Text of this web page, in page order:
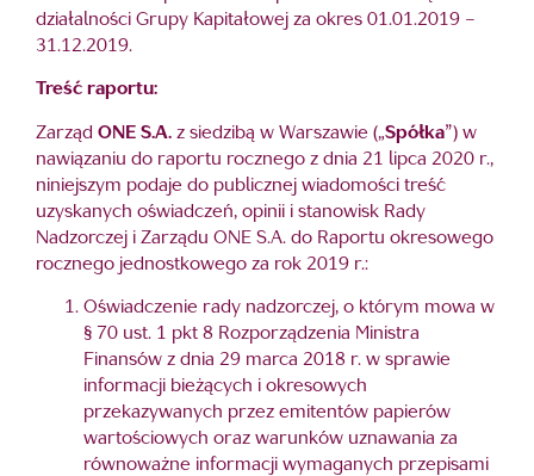
działalności Grupy Kapitałowej za okres 01.01.2019 –
31.12.2019.
Treść raportu:
Zarząd ONE S.A. z siedzibą w Warszawie („Spółka”) w
nawiązaniu do raportu rocznego z dnia 21 lipca 2020 r.,
niniejszym podaje do publicznej wiadomości treść
uzyskanych oświadczeń, opinii i stanowisk Rady
Nadzorczej i Zarządu ONE S.A. do Raportu okresowego
rocznego jednostkowego za rok 2019 r.:
Oświadczenie rady nadzorczej, o którym mowa w
§ 70 ust. 1 pkt 8 Rozporządzenia Ministra
Finansów z dnia 29 marca 2018 r. w sprawie
informacji bieżących i okresowych
przekazywanych przez emitentów papierów
wartościowych oraz warunków uznawania za
równoważne informacji wymaganych przepisami